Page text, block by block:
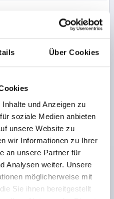
Über Cookies
und Anzeigen zu
soziale Medien anbieten
unsere Website zu
wir Informationen zu Ihrer
an unsere Partner für
Analysen weiter. Unsere
möglicherweise mit
Sie ihnen bereitgestellt
DETAILS